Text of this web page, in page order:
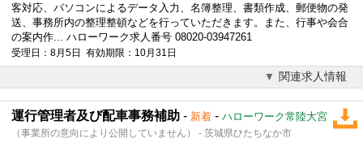
客対応、パソコンによるデータ入力、名簿整理、書類作成、郵便物の発
送、事務所内の整理整頓などを行っていただきます。また、行事や会合
の案内作... ハローワーク求人番号 08020-03947261
受理日：8月5日 有効期限：10月31日
関連求人情報
運行管理者及び配車事務補助 - 新着 - ハローワーク常陸大宮
（事業所の意向により公開していません） - 茨城県ひたちなか市